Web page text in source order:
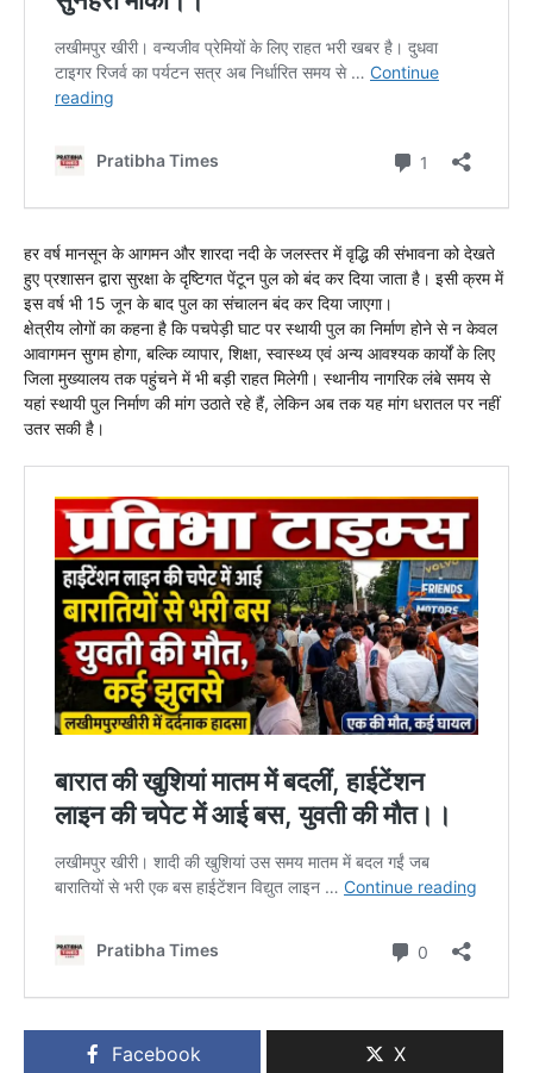
हर वर्ष मानसून के आगमन और शारदा नदी के जलस्तर में वृद्धि की संभावना को देखते
हुए प्रशासन द्वारा सुरक्षा के दृष्टिगत पेंटून पुल को बंद कर दिया जाता है। इसी क्रम में
इस वर्ष भी 15 जून के बाद पुल का संचालन बंद कर दिया जाएगा।
क्षेत्रीय लोगों का कहना है कि पचपेड़ी घाट पर स्थायी पुल का निर्माण होने से न केवल
आवागमन सुगम होगा, बल्कि व्यापार, शिक्षा, स्वास्थ्य एवं अन्य आवश्यक कार्यों के लिए
जिला मुख्यालय तक पहुंचने में भी बड़ी राहत मिलेगी। स्थानीय नागरिक लंबे समय से
यहां स्थायी पुल निर्माण की मांग उठाते रहे हैं, लेकिन अब तक यह मांग धरातल पर नहीं
उतर सकी है।
Facebook X